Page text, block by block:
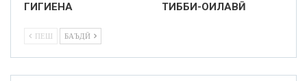
ГИГИЕНА ТИББИ-ОИЛАВӢ
ПЕШ БАЪДӢ